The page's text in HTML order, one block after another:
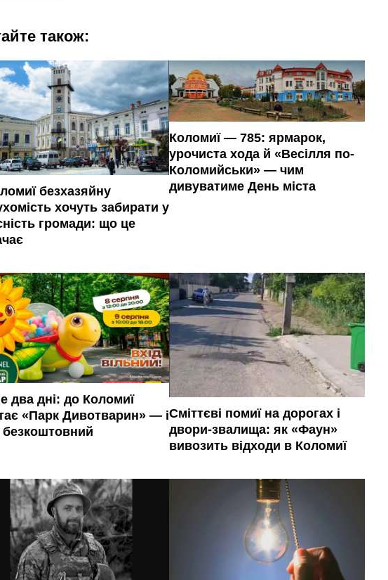
також:
безхазяйну
хочуть забирати у
громади: що це
Коломиї — 785: ярмарок,
урочиста хода й «Весілля по-
Коломийськи» — чим
дивуватиме День міста
два дні: до Коломиї
«Парк Дивотварин» — і
безкоштовний
Сміттєві помиї на дорогах і
двори-звалища: як «Фаун»
вивозить відходи в Коломиї